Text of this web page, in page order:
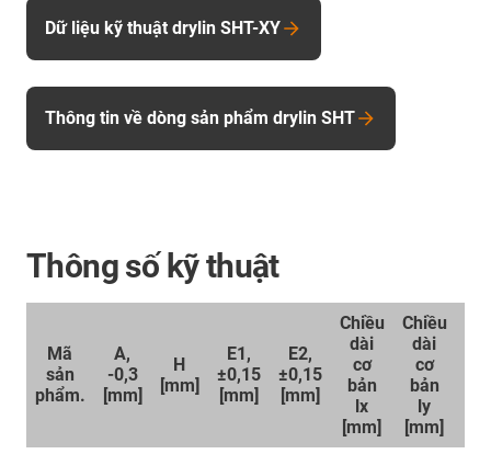
Dữ liệu kỹ thuật drylin SHT-XY
Thông tin về dòng sản phẩm drylin SHT
Thông số kỹ thuật
Mã
sản
phẩm.
A,
-0,3
[mm]
H
[mm]
E1,
±0,15
[mm]
E2,
±0,15
[mm]
Chiều
dài
cơ
bản
lx
[mm]
Chiều
dài
cơ
bản
ly
[mm]